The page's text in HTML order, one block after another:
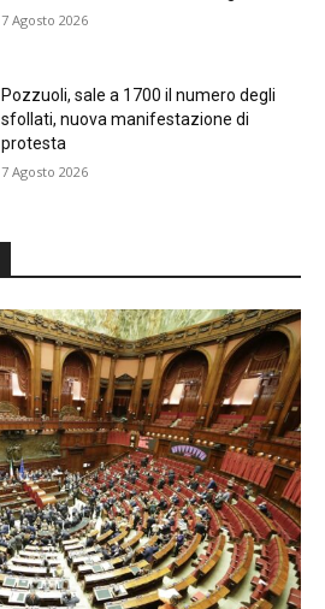
7 Agosto 2026
Pozzuoli, sale a 1700 il numero degli
sfollati, nuova manifestazione di
protesta
7 Agosto 2026